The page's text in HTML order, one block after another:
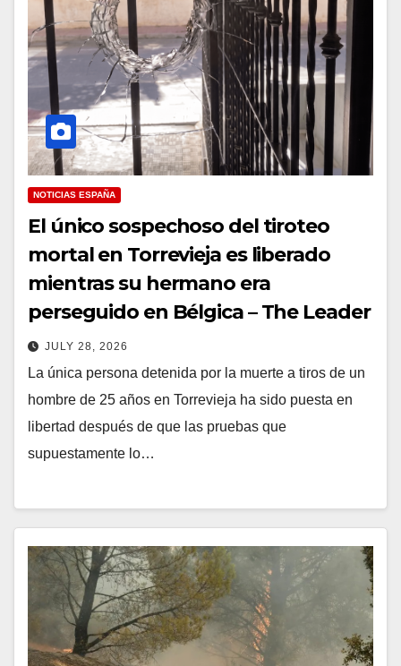
NOTICIAS ESPAÑA
El único sospechoso del tiroteo
mortal en Torrevieja es liberado
mientras su hermano era
perseguido en Bélgica – The Leader
JULY 28, 2026
La única persona detenida por la muerte a tiros de un
hombre de 25 años en Torrevieja ha sido puesta en
libertad después de que las pruebas que
supuestamente lo…